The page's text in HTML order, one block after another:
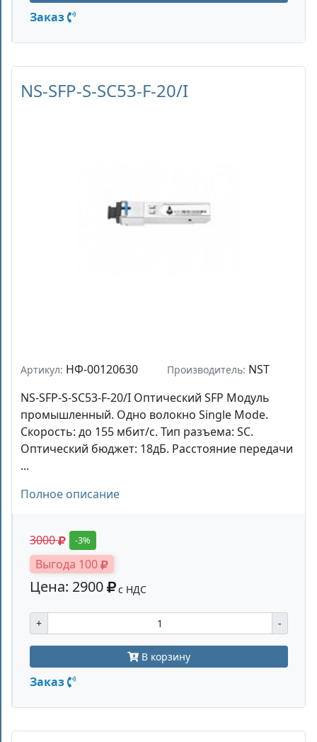
Заказ
NS-SFP-S-SC53-F-20/I
Артикул: НФ-00120630 Производитель: NST
NS-SFP-S-SC53-F-20/I Оптический SFP Модуль
промышленный. Одно волокно Single Mode.
Скорость: до 155 мбит/c. Тип разъема: SC.
Оптический бюджет: 18дБ. Расстояние передачи
...
Полное описание
3000 -3%
Выгода 100
Цена: 2900 с НДС
+ -
В корзину
Заказ